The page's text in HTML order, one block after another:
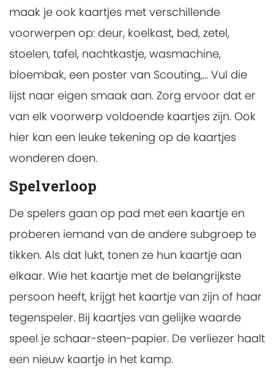
maak je ook kaartjes met verschillende
voorwerpen op: deur, koelkast, bed, zetel,
stoelen, tafel, nachtkastje, wasmachine,
bloembak, een poster van Scouting,... Vul die
lijst naar eigen smaak aan. Zorg ervoor dat er
van elk voorwerp voldoende kaartjes zijn. Ook
hier kan een leuke tekening op de kaartjes
wonderen doen.
Spelverloop
De spelers gaan op pad met een kaartje en
proberen iemand van de andere subgroep te
tikken. Als dat lukt, tonen ze hun kaartje aan
elkaar. Wie het kaartje met de belangrijkste
persoon heeft, krijgt het kaartje van zijn of haar
tegenspeler. Bij kaartjes van gelijke waarde
speel je schaar-steen-papier. De verliezer haalt
een nieuw kaartje in het kamp.